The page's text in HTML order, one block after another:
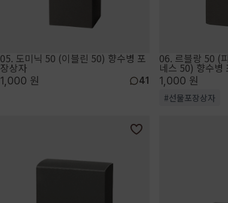
05. 도미닉 50 (이블린 50) 향수병 포
장상자
1,000 원 41
06. 르블랑 50 (
네스 50) 향수병
1,000 원
#선물포장상자